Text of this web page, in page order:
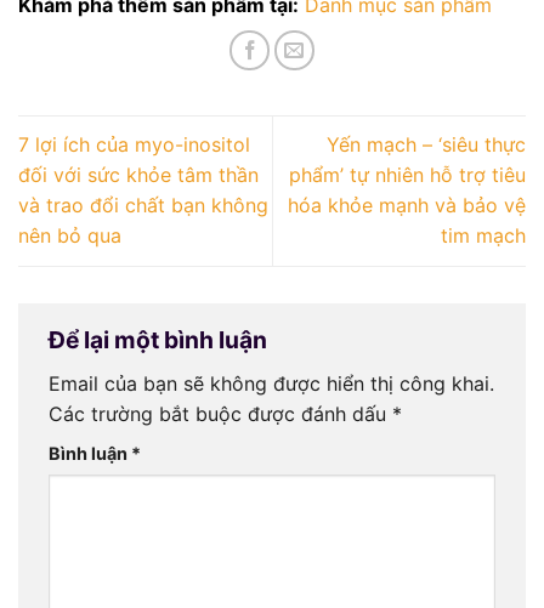
Khám phá thêm sản phẩm tại: Danh mục sản phẩm
7 lợi ích của myo-inositol
đối với sức khỏe tâm thần
và trao đổi chất bạn không
nên bỏ qua
Yến mạch – ‘siêu thực
phẩm’ tự nhiên hỗ trợ tiêu
hóa khỏe mạnh và bảo vệ
tim mạch
Để lại một bình luận
Email của bạn sẽ không được hiển thị công khai.
Các trường bắt buộc được đánh dấu *
Bình luận *